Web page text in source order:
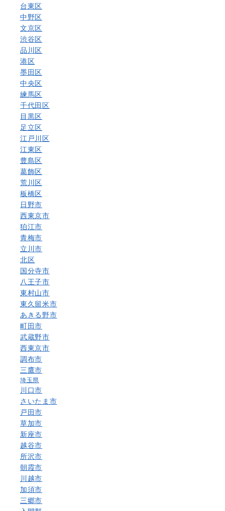
台東区
中野区
文京区
渋谷区
品川区
港区
墨田区
中央区
練馬区
千代田区
目黒区
足立区
江戸川区
江東区
豊島区
葛飾区
荒川区
板橋区
日野市
西東京市
狛江市
青梅市
立川市
北区
国分寺市
八王子市
東村山市
東久留米市
あきる野市
町田市
武蔵野市
西東京市
調布市
三鷹市
埼玉県
川口市
さいたま市
戸田市
草加市
新座市
越谷市
所沢市
朝霞市
川越市
加須市
三郷市